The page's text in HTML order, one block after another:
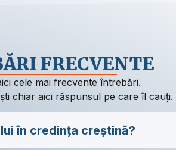
FRECVENTE
cele mai frecvente întrebări.
chiar aici răspunsul pe care îl cauți.
în credința creștină?